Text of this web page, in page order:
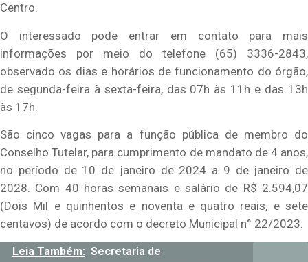
Centro.
O interessado pode entrar em contato para mais
informações por meio do telefone (65) 3336-2843,
observado os dias e horários de funcionamento do órgão,
de segunda-feira à sexta-feira, das 07h às 11h e das 13h
às 17h.
São cinco vagas para a função pública de membro do
Conselho Tutelar, para cumprimento de mandato de 4 anos,
no período de 10 de janeiro de 2024 a 9 de janeiro de
2028. Com 40 horas semanais e salário de R$ 2.594,07
(Dois Mil e quinhentos e noventa e quatro reais, e sete
centavos) de acordo com o decreto Municipal n° 22/2023.
Leia Também: Secretaria de